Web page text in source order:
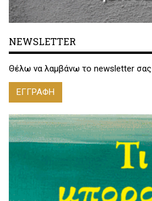
NEWSLETTER
Θέλω να λαμβάνω το newsletter σας
ΕΓΓΡΑΦΗ